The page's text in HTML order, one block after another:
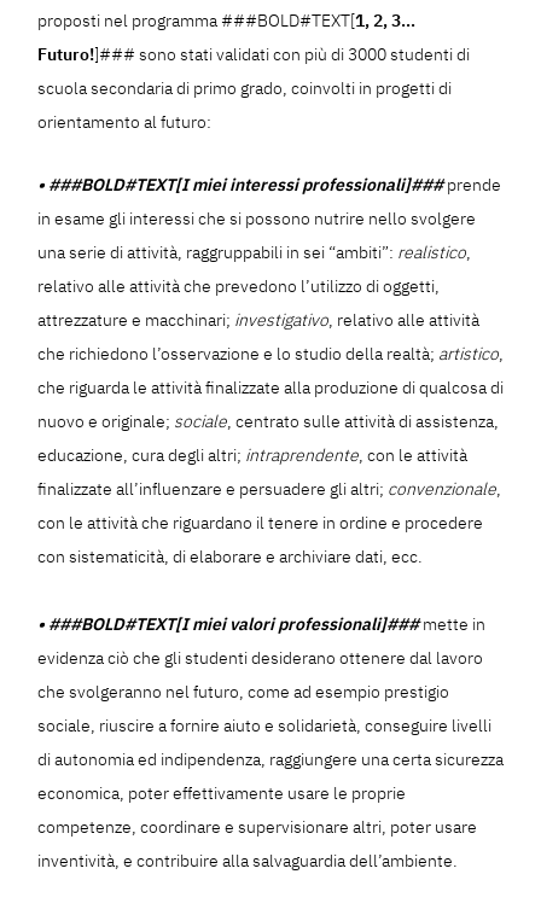
proposti nel programma ###BOLD#TEXT[1, 2, 3…
Futuro!]### sono stati validati con più di 3000 studenti di
scuola secondaria di primo grado, coinvolti in progetti di
orientamento al futuro:
• ###BOLD#TEXT[I miei interessi professionali]###prende
in esame gli interessi che si possono nutrire nello svolgere
una serie di attività, raggruppabili in sei “ambiti”: realistico,
relativo alle attività che prevedono l’utilizzo di oggetti,
attrezzature e macchinari; investigativo, relativo alle attività
che richiedono l’osservazione e lo studio della realtà; artistico,
che riguarda le attività finalizzate alla produzione di qualcosa di
nuovo e originale; sociale, centrato sulle attività di assistenza,
educazione, cura degli altri; intraprendente, con le attività
finalizzate all’influenzare e persuadere gli altri; convenzionale,
con le attività che riguardano il tenere in ordine e procedere
con sistematicità, di elaborare e archiviare dati, ecc.
• ###BOLD#TEXT[I miei valori professionali]###mette in
evidenza ciò che gli studenti desiderano ottenere dal lavoro
che svolgeranno nel futuro, come ad esempio prestigio
sociale, riuscire a fornire aiuto e solidarietà, conseguire livelli
di autonomia ed indipendenza, raggiungere una certa sicurezza
economica, poter effettivamente usare le proprie
competenze, coordinare e supervisionare altri, poter usare
inventività, e contribuire alla salvaguardia dell’ambiente.